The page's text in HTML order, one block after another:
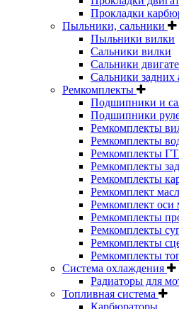
Прокладки
Пыльники, сальники
Пыльники вилки
Сальники вилки
Сальники
Сальники задних
Ремкомплекты
Подшипники и
Подшипники
Ремкомплекты
Ремкомплекты
Ремкомплекты
Ремкомплекты
Ремкомплекты
Ремкомплект
Ремкомплект оси
Ремкомплекты
Ремкомплекты
Ремкомплекты
Ремкомплекты
Система охлаждения
Радиаторы для
Топливная система
Карбюраторы